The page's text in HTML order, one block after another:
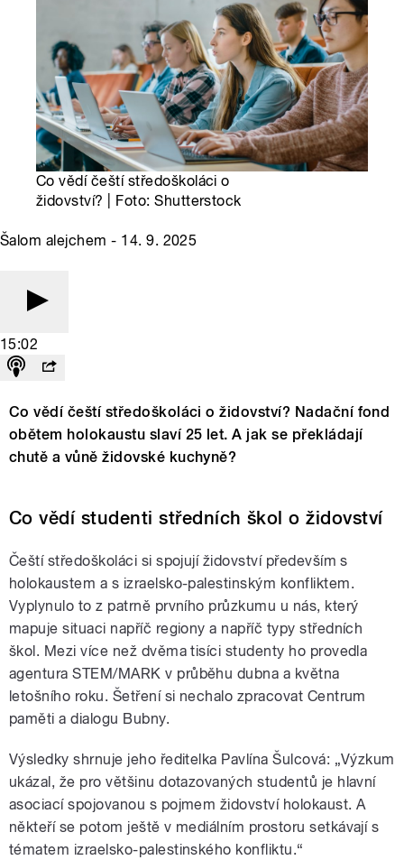
Co vědí čeští středoškoláci o
židovství? | Foto: Shutterstock
Šalom alejchem - 14. 9. 2025
15:02
Co vědí čeští středoškoláci o židovství? Nadační fond
obětem holokaustu slaví 25 let. A jak se překládají
chutě a vůně židovské kuchyně?
Co vědí studenti středních škol o židovství
Čeští středoškoláci si spojují židovství především s
holokaustem a s izraelsko-palestinským konfliktem.
Vyplynulo to z patrně prvního průzkumu u nás, který
mapuje situaci napříč regiony a napříč typy středních
škol. Mezi více než dvěma tisíci studenty ho provedla
agentura STEM/MARK v průběhu dubna a května
letošního roku. Šetření si nechalo zpracovat Centrum
paměti a dialogu Bubny.
Výsledky shrnuje jeho ředitelka Pavlína Šulcová: „Výzkum
ukázal, že pro většinu dotazovaných studentů je hlavní
asociací spojovanou s pojmem židovství holokaust. A
někteří se potom ještě v mediálním prostoru setkávají s
tématem izraelsko-palestinského konfliktu.“